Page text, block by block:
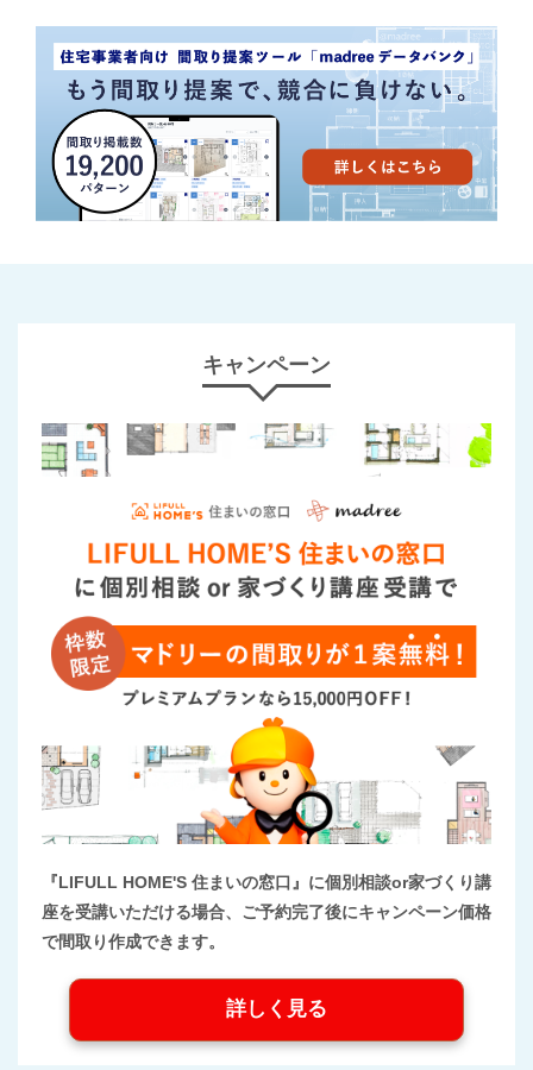
キャンペーン
『LIFULL HOME'S 住まいの窓口』に個別相談or家づくり講
座を受講いただける場合、ご予約完了後にキャンペーン価格
で間取り作成できます。
詳しく見る